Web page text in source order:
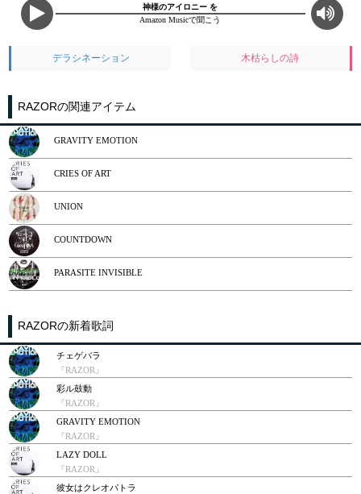
神様のアイロニー を
Amazon Musicで聞こう
デラシネーション 木枯らしの詩
RAZORの関連アイテム
GRAVITY EMOTION
CRIES OF ART
UNION
COUNTDOWN
PARASITE INVISIBLE
RAZORの新着歌詞
チェゲバラ
『RAZOR』
彩ル鼓動
『RAZOR』
GRAVITY EMOTION
『RAZOR』
LAZY DOLL
『RAZOR』
彼女はクレオパトラ